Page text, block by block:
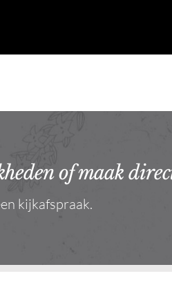
of maak
kijkafspraak.